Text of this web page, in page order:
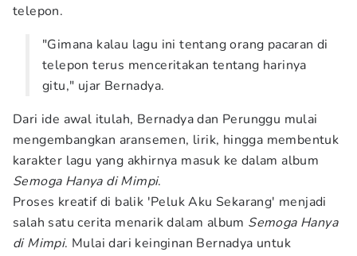
telepon.
"Gimana kalau lagu ini tentang orang pacaran di
telepon terus menceritakan tentang harinya
gitu," ujar Bernadya.
Dari ide awal itulah, Bernadya dan Perunggu mulai
mengembangkan aransemen, lirik, hingga membentuk
karakter lagu yang akhirnya masuk ke dalam album
Semoga Hanya di Mimpi.
Proses kreatif di balik 'Peluk Aku Sekarang' menjadi
salah satu cerita menarik dalam album Semoga Hanya
di Mimpi. Mulai dari keinginan Bernadya untuk